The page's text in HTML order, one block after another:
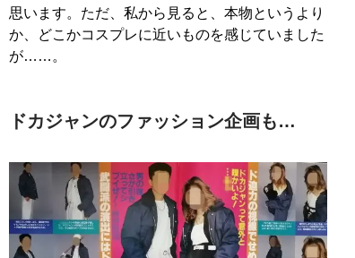
思います。ただ、私から見ると、本物というより
か、どこかコスプレに近いものを感じていました
が……。
ドカジャンのファッション企画も…